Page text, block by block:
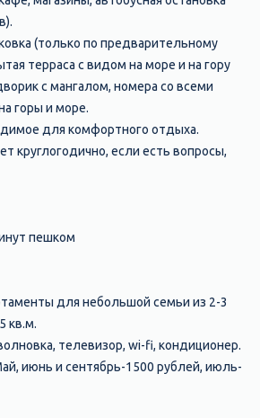
(только по предварительному
терраса с видом на море и на гору
с мангалом, номера со всеми
горы и море.
для комфортного отдыха.
круглогодично, если есть вопросы,
пешком
для небольшой семьи из 2-3
кв.м.
телевизор, wi-fi, кондиционер.
июнь и сентябрь-1500 рублей, июль-